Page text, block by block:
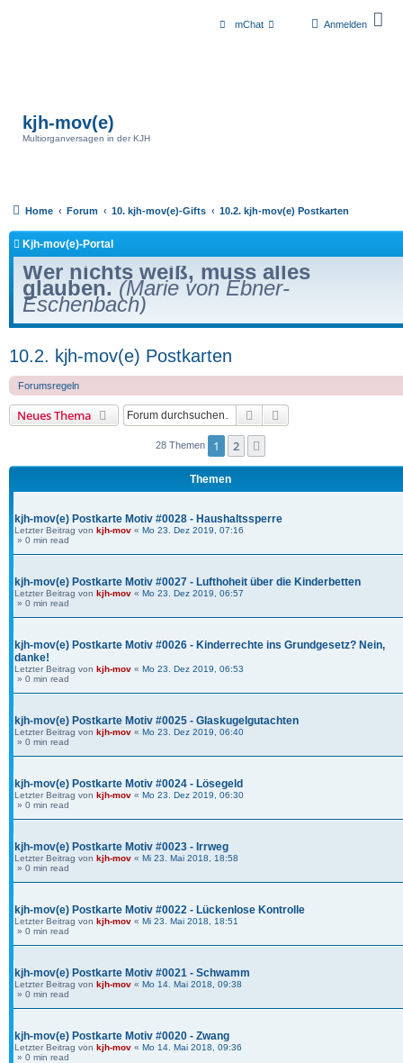
Anmelden
mChat
kjh-mov(e)
Multiorganversagen in der KJH
Home Forum 10. kjh-mov(e)-Gifts 10.2. kjh-mov(e) Postkarten
Kjh-mov(e)-Portal
Wer nichts weiß, muss alles
glauben. (Marie von Ebner-
Eschenbach)
10.2. kjh-mov(e) Postkarten
Forumsregeln
Neues Thema Suche
28 Themen 1 2
Themen
kjh-mov(e) Postkarte Motiv #0028 - Haushaltssperre
Letzter Beitrag von kjh-mov « Mo 23. Dez 2019, 07:16
» 0 min read
kjh-mov(e) Postkarte Motiv #0027 - Lufthoheit über die Kinderbetten
Letzter Beitrag von kjh-mov « Mo 23. Dez 2019, 06:57
» 0 min read
kjh-mov(e) Postkarte Motiv #0026 - Kinderrechte ins Grundgesetz? Nein,
danke!
Letzter Beitrag von kjh-mov « Mo 23. Dez 2019, 06:53
» 0 min read
kjh-mov(e) Postkarte Motiv #0025 - Glaskugelgutachten
Letzter Beitrag von kjh-mov « Mo 23. Dez 2019, 06:40
» 0 min read
kjh-mov(e) Postkarte Motiv #0024 - Lösegeld
Letzter Beitrag von kjh-mov « Mo 23. Dez 2019, 06:30
» 0 min read
kjh-mov(e) Postkarte Motiv #0023 - Irrweg
Letzter Beitrag von kjh-mov « Mi 23. Mai 2018, 18:58
» 0 min read
kjh-mov(e) Postkarte Motiv #0022 - Lückenlose Kontrolle
Letzter Beitrag von kjh-mov « Mi 23. Mai 2018, 18:51
» 0 min read
kjh-mov(e) Postkarte Motiv #0021 - Schwamm
Letzter Beitrag von kjh-mov « Mo 14. Mai 2018, 09:38
» 0 min read
kjh-mov(e) Postkarte Motiv #0020 - Zwang
Letzter Beitrag von kjh-mov « Mo 14. Mai 2018, 09:36
» 0 min read